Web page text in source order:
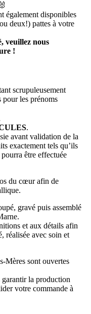
également disponibles
deux!) pattes à votre
veuillez nous
!
scrupuleusement
pour les prénoms
.
avant validation de la
exactement tels qu’ils
être effectuée
du cœur afin de
gravé puis assemblé
et aux détails afin
réalisée avec soin et
Mères sont ouvertes
la production
votre commande à